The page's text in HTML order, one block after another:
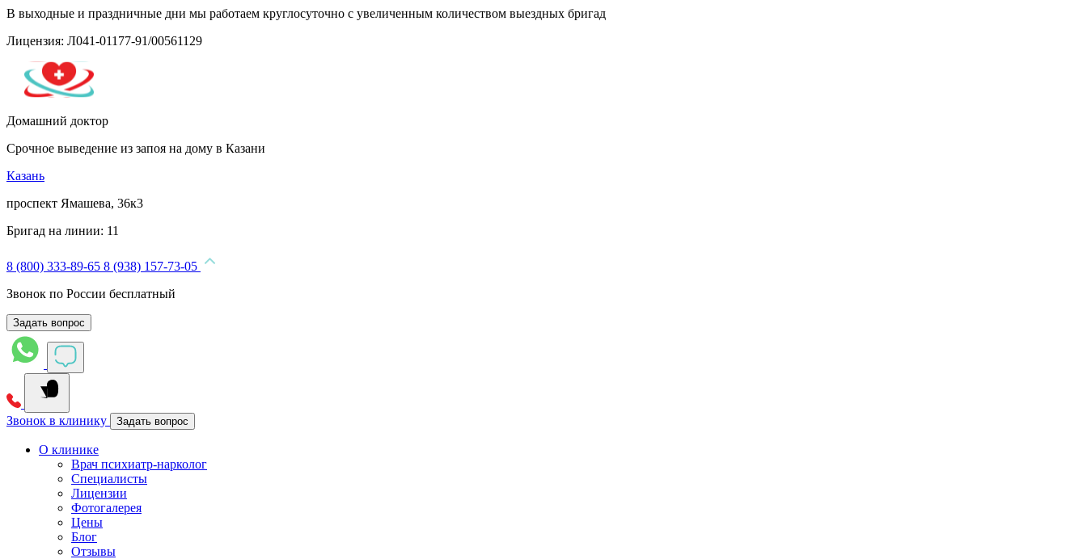
В выходные и праздничные дни мы работаем круглосуточно с увеличенным количеством выездных бригад
Лицензия: Л041-01177-91/00561129
Домашний доктор
Срочное выведение из запоя на дому в Казани
Казань
проспект Ямашева, 36к3
Бригад на линии: 11
8 (800) 333-89-65 8 (938) 157-73-05
Звонок по России бесплатный
Задать вопрос
Звонок в клинику Задать вопрос
О клинике
Врач психиатр-нарколог
Специалисты
Лицензии
Фотогалерея
Цены
Блог
Отзывы